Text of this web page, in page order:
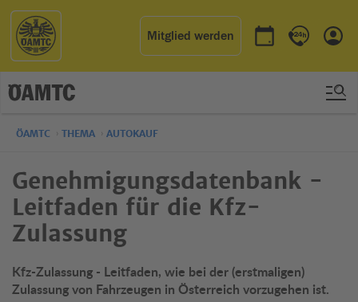
Mitglied werden
Termin buchen
Kontakt &
ÖAMTC THEMA AUTOKAUF
Genehmigungsdatenbank -
Leitfaden für die Kfz-
Zulassung
Kfz-Zulassung - Leitfaden, wie bei der (erstmaligen)
Zulassung von Fahrzeugen in Österreich vorzugehen ist.